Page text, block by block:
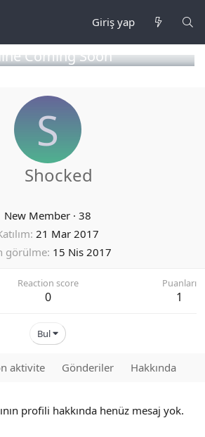
Giriş yap
Coming Soon
S
Shocked
New Member · 38
21 Mar 2017
görülme 15 Nis 2017
Reaction score
0
Puanları
1
Bul
aktivite Gönderiler Hakkında
profili hakkında henüz mesaj yok.